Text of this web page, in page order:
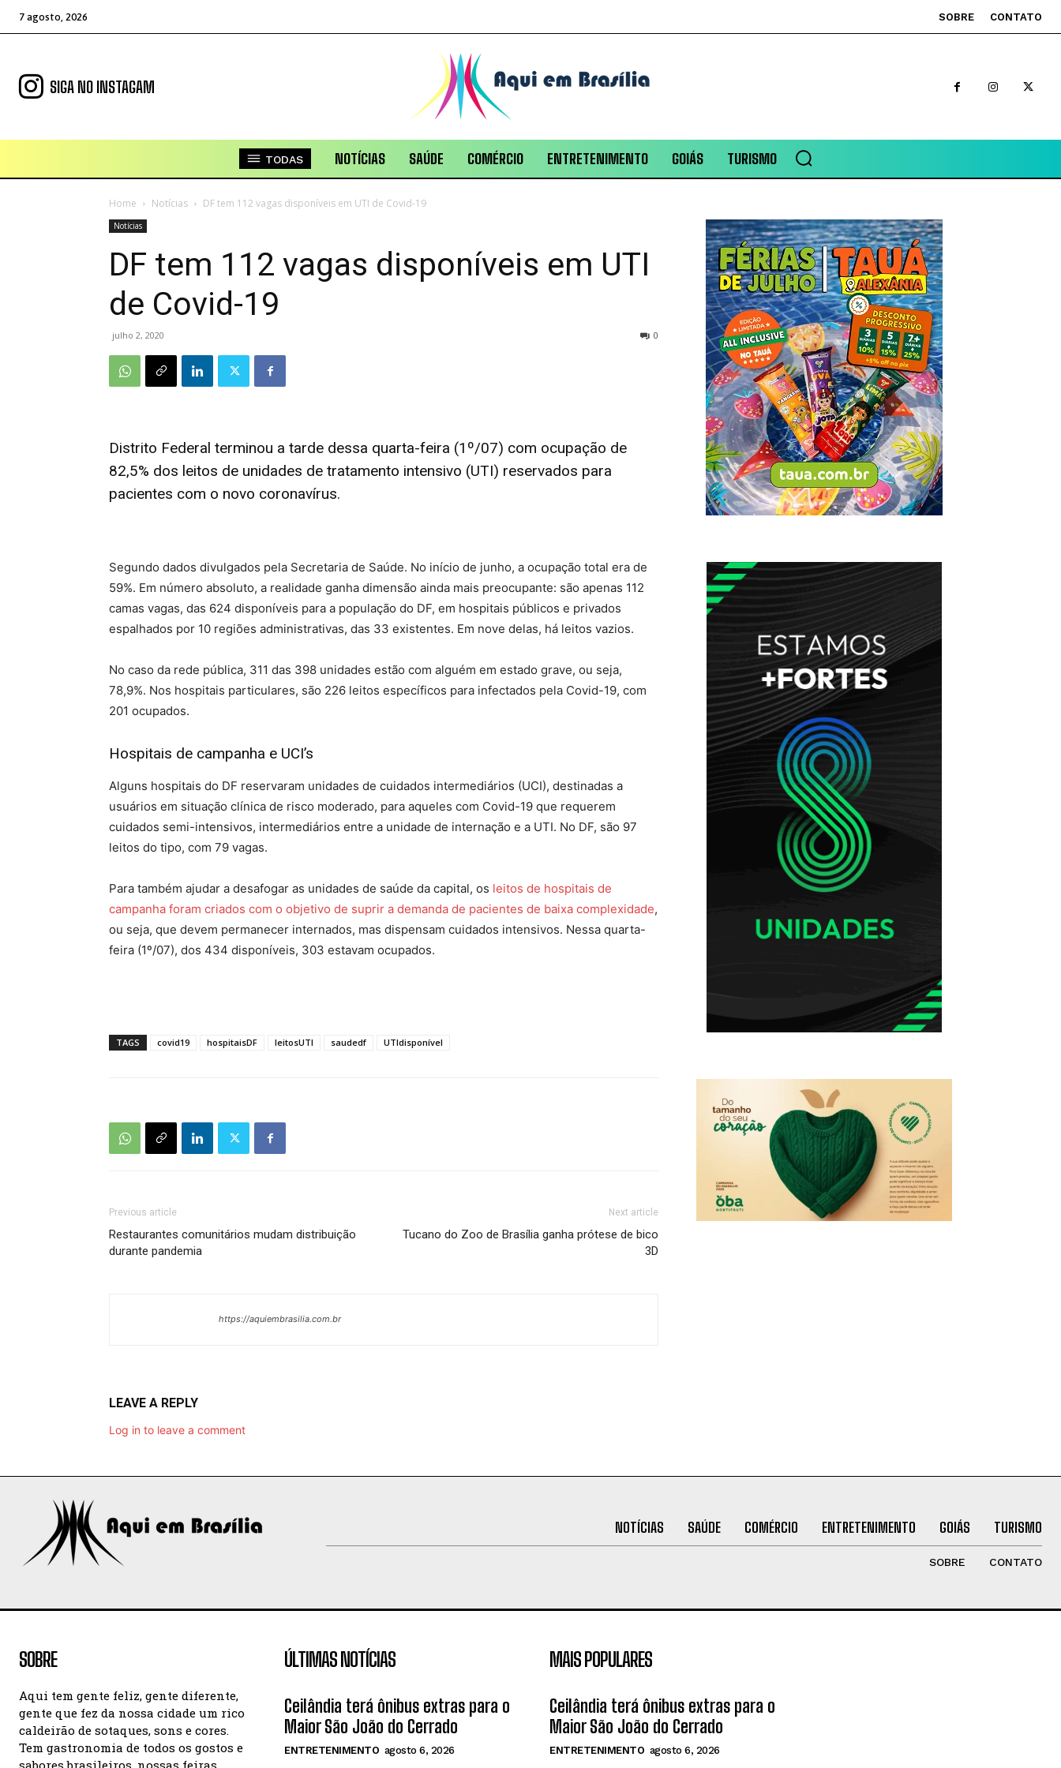
7 agosto, 2026 SOBRE CONTATO
SIGA NO INSTAGAM
TODAS NOTÍCIAS SAÚDE COMÉRCIO ENTRETENIMENTO GOIÁS TURISMO
Home Notícias DF tem 112 vagas disponíveis em UTI de Covid-19
Notícias
DF tem 112 vagas disponíveis em UTI
de Covid-19
julho 2, 2020 0
Distrito Federal terminou a tarde dessa quarta-feira (1º/07) com ocupação de
82,5% dos leitos de unidades de tratamento intensivo (UTI) reservados para
pacientes com o novo coronavírus.
Segundo dados divulgados pela Secretaria de Saúde. No início de junho, a ocupação total era de
59%. Em número absoluto, a realidade ganha dimensão ainda mais preocupante: são apenas 112
camas vagas, das 624 disponíveis para a população do DF, em hospitais públicos e privados
espalhados por 10 regiões administrativas, das 33 existentes. Em nove delas, há leitos vazios.
No caso da rede pública, 311 das 398 unidades estão com alguém em estado grave, ou seja,
78,9%. Nos hospitais particulares, são 226 leitos específicos para infectados pela Covid-19, com
201 ocupados.
Hospitais de campanha e UCI’s
Alguns hospitais do DF reservaram unidades de cuidados intermediários (UCI), destinadas a
usuários em situação clínica de risco moderado, para aqueles com Covid-19 que requerem
cuidados semi-intensivos, intermediários entre a unidade de internação e a UTI. No DF, são 97
leitos do tipo, com 79 vagas.
Para também ajudar a desafogar as unidades de saúde da capital, os leitos de hospitais de
campanha foram criados com o objetivo de suprir a demanda de pacientes de baixa complexidade,
ou seja, que devem permanecer internados, mas dispensam cuidados intensivos. Nessa quarta-
feira (1º/07), dos 434 disponíveis, 303 estavam ocupados.
TAGS covid19 hospitaisDF leitosUTI saudedf UTIdisponível
Previous article
Restaurantes comunitários mudam distribuição
durante pandemia
Next article
Tucano do Zoo de Brasília ganha prótese de bico
3D
https://aquiembrasilia.com.br
LEAVE A REPLY
Log in to leave a comment
NOTÍCIAS SAÚDE COMÉRCIO ENTRETENIMENTO GOIÁS TURISMO
SOBRE CONTATO
SOBRE
Aqui tem gente feliz, gente diferente,
gente que fez da nossa cidade um rico
caldeirão de sotaques, sons e cores.
Tem gastronomia de todos os gostos e
sabores brasileiros, nossas feiras,
ÚLTIMAS NOTÍCIAS
Ceilândia terá ônibus extras para o
Maior São João do Cerrado
ENTRETENIMENTO agosto 6, 2026
MAIS POPULARES
Ceilândia terá ônibus extras para o
Maior São João do Cerrado
ENTRETENIMENTO agosto 6, 2026